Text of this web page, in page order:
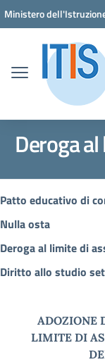
Vai ai contenuti
Vai al menu di
Vai al footer
Ministero
Deroga
Patto educativo di
Nulla osta
Deroga al limite di
Diritto allo studio
ADOZIONE
LIMITE DI